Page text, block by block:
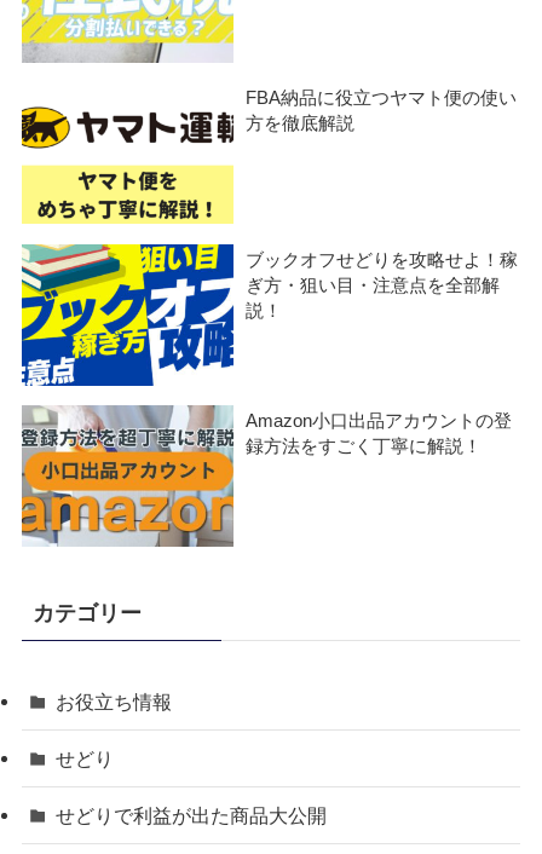
FBA納品に役立つヤマト便の使い
方を徹底解説
ブックオフせどりを攻略せよ！稼
ぎ方・狙い目・注意点を全部解
説！
Amazon小口出品アカウントの登
録方法をすごく丁寧に解説！
カテゴリー
お役立ち情報
せどり
せどりで利益が出た商品大公開